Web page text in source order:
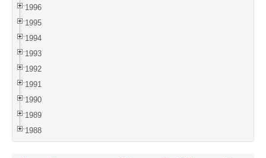
1996
1995
1994
1993
1992
1991
1990
1989
1988